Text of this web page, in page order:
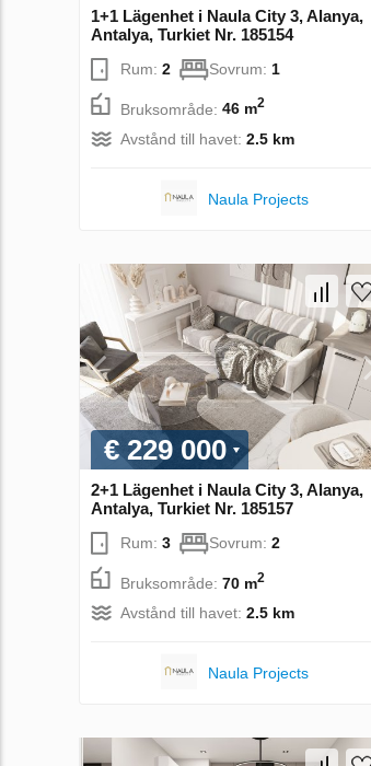
1+1 Lägenhet i Naula City 3, Alanya,
Antalya, Turkiet Nr. 185154
Rum: 2 Sovrum: 1
Bruksområde: 46 m2
Avstånd till havet: 2.5 km
Naula Projects
€ 229 000
2+1 Lägenhet i Naula City 3, Alanya,
Antalya, Turkiet Nr. 185157
Rum: 3 Sovrum: 2
Bruksområde: 70 m2
Avstånd till havet: 2.5 km
Naula Projects